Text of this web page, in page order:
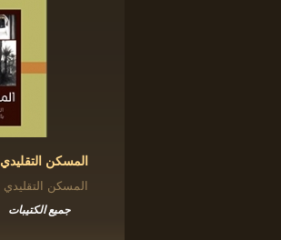
المسكن التقليدي
المسكن التقليدي
جميع الكتيبات